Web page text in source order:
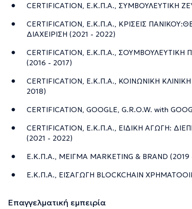
CERTIFICATION, Ε.Κ.Π.Α., ΣΥΜΒΟΥΛΕΥΤΙΚΗ
CERTIFICATION, Ε.Κ.Π.Α., ΚΡΙΣΕΙΣ
ΔΙΑΧΕΙΡΙΣΗ (2021 - 2022)
CERTIFICATION, Ε.Κ.Π.Α., ΣΟΥΜΒΟΥΛΕΥΤΙΚΗ
(2016 - 2017)
CERTIFICATION, Ε.Κ.Π.Α., ΚΟΙΝΩΝΙΚΗ
2018)
CERTIFICATION, GOOGLE, G.R.O.W. with
CERTIFICATION, Ε.Κ.Π.Α., ΕΙΔΙΚΗ ΑΓΩΓΗ:
(2021 - 2022)
Ε.Κ.Π.Α., ΜΕΙΓΜΑ MARKETING & BRAND
Ε.Κ.Π.Α., ΕΙΣΑΓΩΓΗ BLOCKCHAIN
Επαγγελματική εμπειρία